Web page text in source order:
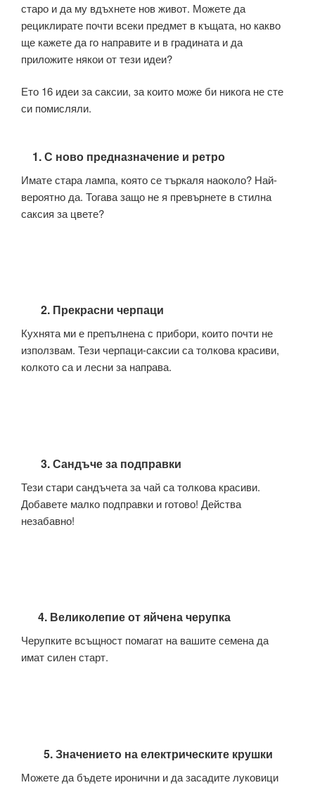
старо и да му вдъхнете нов живот. Можете да
рециклирате почти всеки предмет в къщата, но какво
ще кажете да го направите и в градината и да
приложите някои от тези идеи?
Ето 16 идеи за саксии, за които може би никога не сте
си помисляли.
1. С ново предназначение и ретро
Имате стара лампа, която се търкаля наоколо? Най-
вероятно да. Тогава защо не я превърнете в стилна
саксия за цвете?
2. Прекрасни черпаци
Кухнята ми е препълнена с прибори, които почти не
използвам. Тези черпаци-саксии са толкова красиви,
колкото са и лесни за направа.
3. Сандъче за подправки
Тези стари сандъчета за чай са толкова красиви.
Добавете малко подправки и готово! Действа
незабавно!
4. Великолепие от яйчена черупка
Черупките всъщност помагат на вашите семена да
имат силен старт.
5. Значението на електрическите крушки
Можете да бъдете иронични и да засадите луковици